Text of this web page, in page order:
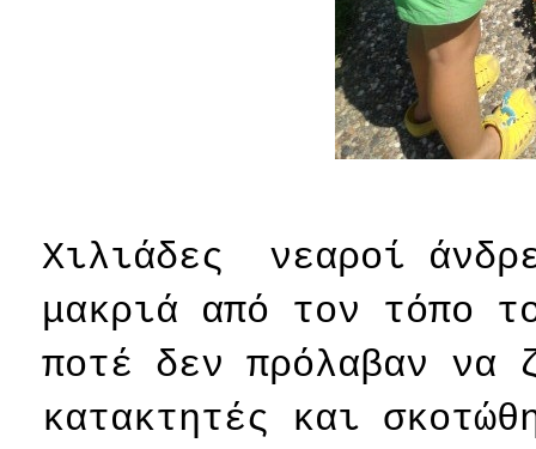
Χιλιάδες
νεαροί
μακριά από τον τόπο
ποτέ δεν πρόλαβαν να
κατακτητές και